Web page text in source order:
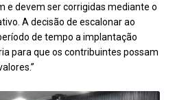
e devem ser corrigidas mediante o
A decisão de escalonar ao
de tempo a implantação
para que os contribuintes possam